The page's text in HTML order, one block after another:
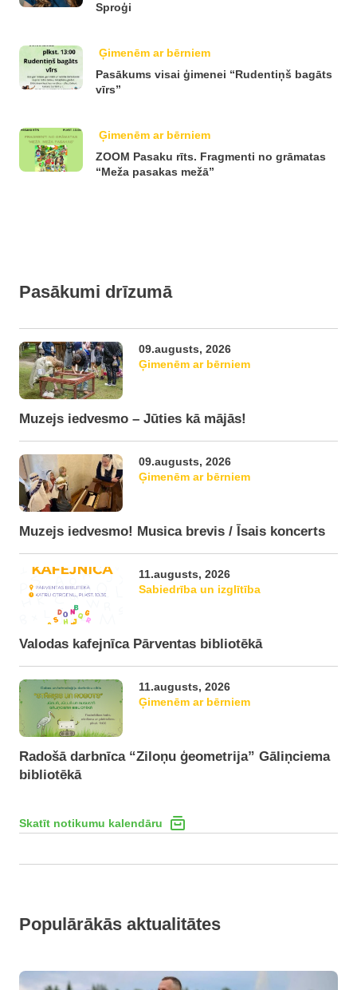
Sproģi
Ģimenēm ar bērniem
Pasākums visai ģimenei “Rudentiņš bagāts
vīrs”
Ģimenēm ar bērniem
ZOOM Pasaku rīts. Fragmenti no grāmatas
“Meža pasakas mežā”
Pasākumi drīzumā
09.augusts, 2026
Ģimenēm ar bērniem
Muzejs iedvesmo – Jūties kā mājās!
09.augusts, 2026
Ģimenēm ar bērniem
Muzejs iedvesmo! Musica brevis / Īsais koncerts
11.augusts, 2026
Sabiedrība un izglītība
Valodas kafejnīca Pārventas bibliotēkā
11.augusts, 2026
Ģimenēm ar bērniem
Radošā darbnīca “Ziloņu ģeometrija” Gāliņciema
bibliotēkā
Skatīt notikumu kalendāru
Populārākās aktualitātes